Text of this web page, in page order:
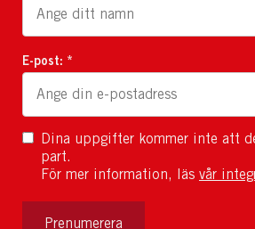
E-post: *
Dina uppgifter kommer inte att
part.
För mer information, läs vår
Prenumerera